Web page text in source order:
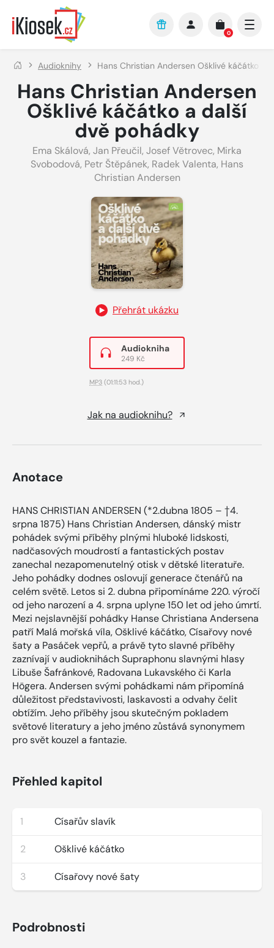
Přejít na hlavní obsah
0
Audioknihy Hans Christian Andersen Ošklivé káčátko a
Hans Christian Andersen
Ošklivé káčátko a další
dvě pohádky
Ema Skálová, Jan Přeučil, Josef Větrovec, Mirka
Svobodová, Petr Štěpánek, Radek Valenta, Hans
Christian Andersen
Přehrát ukázku
Audiokniha
249 Kč
MP3 (01:11:53 hod.)
Jak na audioknihu?
Anotace
HANS CHRISTIAN ANDERSEN (*2.dubna 1805 – †4.
srpna 1875) Hans Christian Andersen, dánský mistr
pohádek svými příběhy plnými hluboké lidskosti,
nadčasových moudrostí a fantastických postav
zanechal nezapomenutelný otisk v dětské literatuře.
Jeho pohádky dodnes oslovují generace čtenářů na
celém světě. Letos si 2. dubna připomínáme 220. výročí
od jeho narození a 4. srpna uplyne 150 let od jeho úmrtí.
Mezi nejslavnější pohádky Hanse Christiana Andersena
patří Malá mořská víla, Ošklivé káčátko, Císařovy nové
šaty a Pasáček vepřů, a právě tyto slavné příběhy
zaznívají v audioknihách Supraphonu slavnými hlasy
Libuše Šafránkové, Radovana Lukavského či Karla
Högera. Andersen svými pohádkami nám připomíná
důležitost představivosti, laskavosti a odvahy čelit
obtížím. Jeho příběhy jsou skutečným pokladem
světové literatury a jeho jméno zůstává synonymem
pro svět kouzel a fantazie.
Přehled kapitol
1 Císařův slavík
2 Ošklivé káčátko
3 Císařovy nové šaty
Podrobnosti